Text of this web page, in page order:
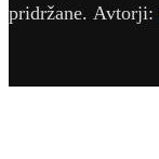
pridržane. Avtorji: